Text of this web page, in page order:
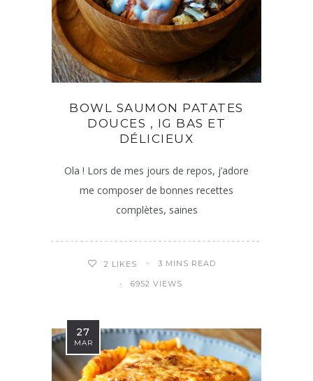
BOWL SAUMON PATATES
DOUCES , IG BAS ET
DÉLICIEUX
Ola ! Lors de mes jours de repos, j’adore
me composer de bonnes recettes
complètes, saines
2 LIKES 3 MINS READ
6952 VIEWS
27
MAR